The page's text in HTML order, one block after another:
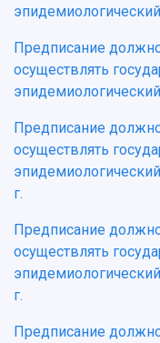
Предписание
осуществлять
Предписание
осуществлять
г.
Предписание
осуществлять
г.
Предписание